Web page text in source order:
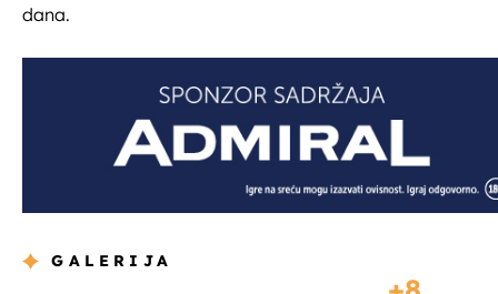
dana.
GALERIJA